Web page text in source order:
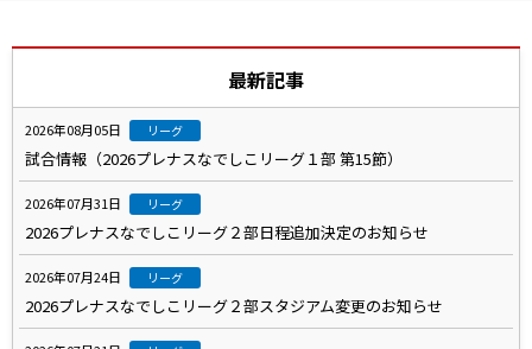
最新記事
2026年08月05日 リーグ
試合情報（2026プレナスなでしこリーグ１部 第15節）
2026年07月31日 リーグ
2026プレナスなでしこリーグ２部日程追加決定のお知らせ
2026年07月24日 リーグ
2026プレナスなでしこリーグ２部スタジアム変更のお知らせ